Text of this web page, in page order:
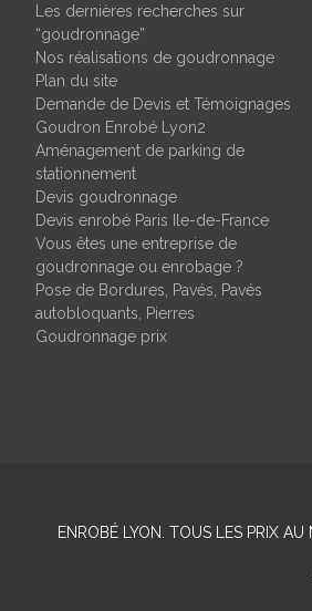
Les dernières recherches sur
“goudronnage”
Nos réalisations de goudronnage
Plan du site
Demande de Devis et Témoignages
Goudron Enrobé Lyon2
Aménagement de parking de
stationnement
Devis goudronnage
Devis enrobé Paris Ile-de-France
Vous êtes une entreprise de
goudronnage ou enrobage ?
Pose de Bordures, Pavés, Pavés
autobloquants, Pierres
Goudronnage prix
ENROBÉ LYON. TOUS LES PRIX